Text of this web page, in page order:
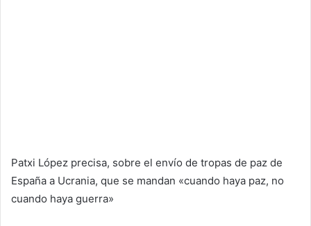
Patxi López precisa, sobre el envío de tropas de paz de
España a Ucrania, que se mandan «cuando haya paz, no
cuando haya guerra»